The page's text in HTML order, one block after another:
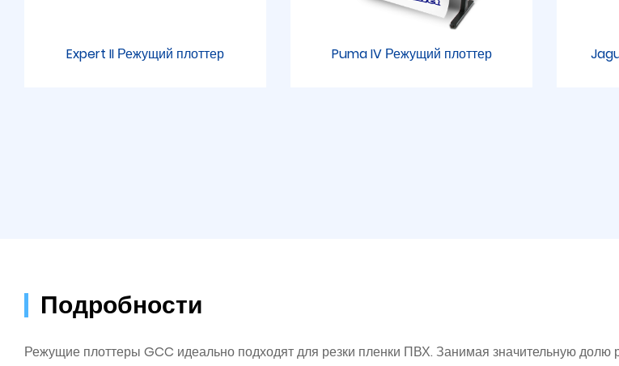
Expert II Режущий плоттер Puma IV Режущий плоттер
Подробности
Режущие плоттеры GCC идеально подходят для резки пленки ПВХ. Занимая значительную